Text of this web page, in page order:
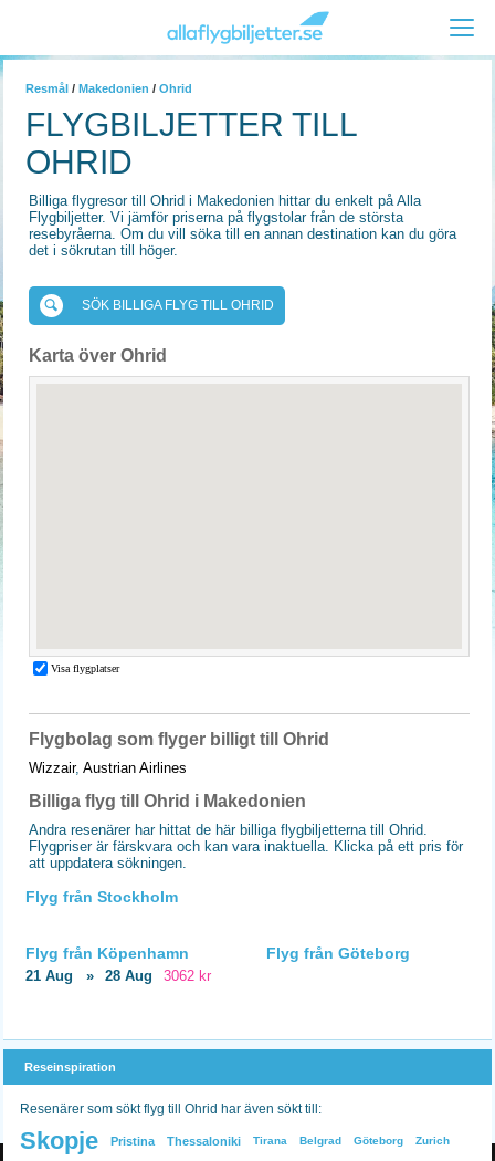
Resmål / Makedonien / Ohrid
FLYGBILJETTER TILL
OHRID
Billiga flygresor till Ohrid i Makedonien hittar du enkelt på Alla
Flygbiljetter. Vi jämför priserna på flygstolar från de största
resebyråerna. Om du vill söka till en annan destination kan du göra
det i sökrutan till höger.
SÖK BILLIGA FLYG TILL OHRID
Karta över Ohrid
Flygbolag som flyger billigt till Ohrid
Wizzair, Austrian Airlines
Billiga flyg till Ohrid i Makedonien
Andra resenärer har hittat de här billiga flygbiljetterna till Ohrid.
Flygpriser är färskvara och kan vara inaktuella. Klicka på ett pris för
att uppdatera sökningen.
Flyg från Stockholm
Flyg från Köpenhamn
21 Aug » 28 Aug 3062 kr
Flyg från Göteborg
Reseinspiration
Resenärer som sökt flyg till Ohrid har även sökt till:
Skopje Pristina Thessaloniki Tirana Belgrad Göteborg Zurich